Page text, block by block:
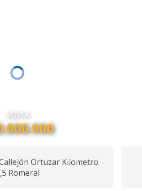
VENTA
Ortuzar Kilometro
Romeral